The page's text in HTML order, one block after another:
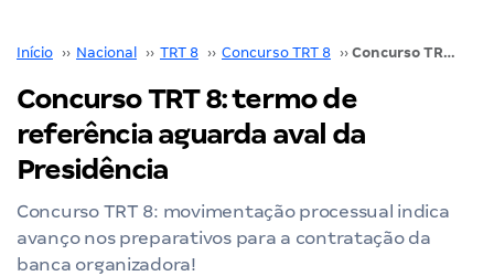
Início ›› Nacional ›› TRT 8 ›› Concurso TRT 8 ›› Concurso TRT 8: termo de referência aguarda aval da Presidência
Concurso TRT 8: termo de
referência aguarda aval da
Presidência
Concurso TRT 8: movimentação processual indica
avanço nos preparativos para a contratação da
banca organizadora!